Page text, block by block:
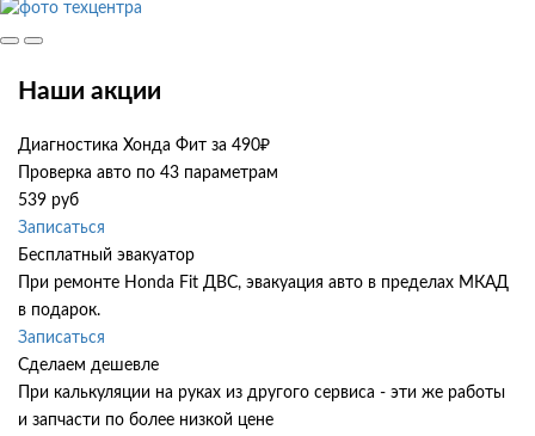
Наши акции
Диагностика Хонда Фит за 490₽
Проверка авто по 43 параметрам
539 руб
Записаться
Бесплатный эвакуатор
При ремонте Honda Fit ДВС, эвакуация авто в пределах МКАД
в подарок.
Записаться
Сделаем дешевле
При калькуляции на руках из другого сервиса - эти же работы
и запчасти по более низкой цене